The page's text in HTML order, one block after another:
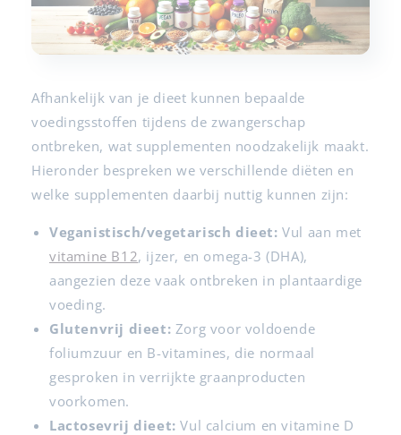
Afhankelijk van je dieet kunnen bepaalde
voedingsstoffen tijdens de zwangerschap
ontbreken, wat supplementen noodzakelijk maakt.
Hieronder bespreken we verschillende diëten en
welke supplementen daarbij nuttig kunnen zijn:
Veganistisch/vegetarisch dieet: Vul aan met
vitamine B12, ijzer, en omega-3 (DHA),
aangezien deze vaak ontbreken in plantaardige
voeding.
Glutenvrij dieet: Zorg voor voldoende
foliumzuur en B-vitamines, die normaal
gesproken in verrijkte graanproducten
voorkomen.
Lactosevrij dieet: Vul calcium en vitamine D